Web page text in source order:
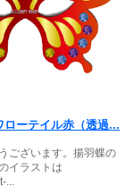
ーテイル赤（透過...
ございます。揚羽蝶の
イラストは
...